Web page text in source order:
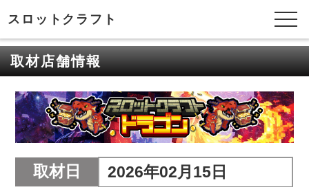
スロットクラフト
取材店舗情報
取材日 2026年02月15日